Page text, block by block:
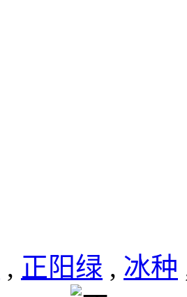
, 正阳绿 , 冰种